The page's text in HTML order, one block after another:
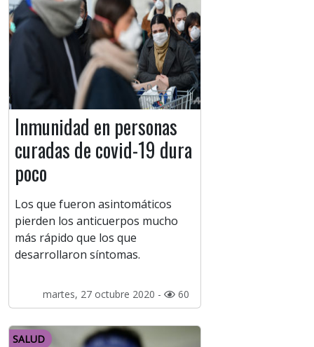
Inmunidad en personas
curadas de covid-19 dura
poco
Los que fueron asintomáticos
pierden los anticuerpos mucho
más rápido que los que
desarrollaron síntomas.
martes, 27 octubre 2020 - 60
SALUD